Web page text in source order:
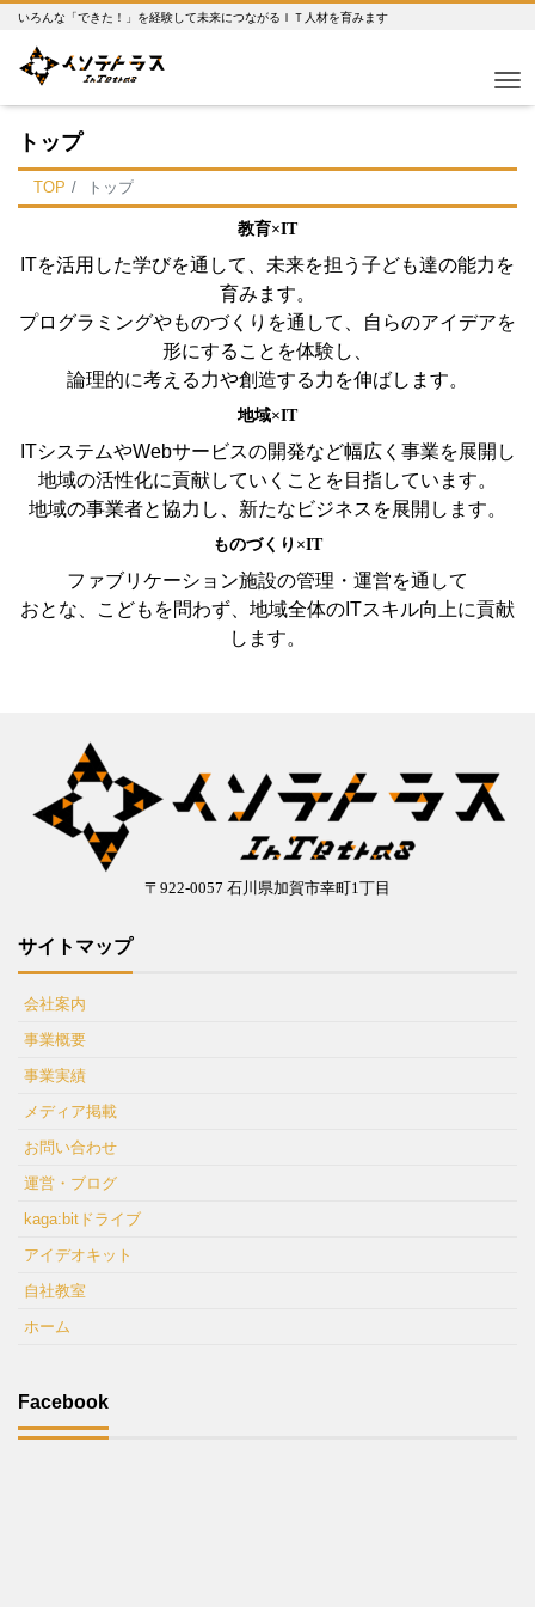
いろんな「できた！」を経験して未来につながるＩＴ人材を育みます
トップ
TOP トップ
教育×IT
ITを活用した学びを通して、未来を担う子ども達の能力を
育みます。
プログラミングやものづくりを通して、自らのアイデアを
形にすることを体験し、
論理的に考える力や創造する力を伸ばします。
地域×IT
ITシステムやWebサービスの開発など幅広く事業を展開し
地域の活性化に貢献していくことを目指しています。
地域の事業者と協力し、新たなビジネスを展開します。
ものづくり×IT
ファブリケーション施設の管理・運営を通して
おとな、こどもを問わず、地域全体のITスキル向上に貢献
します。
〒922-0057 石川県加賀市幸町1丁目
サイトマップ
会社案内
事業概要
事業実績
メディア掲載
お問い合わせ
運営・ブログ
kaga:bitドライブ
アイデオキット
自社教室
ホーム
Facebook